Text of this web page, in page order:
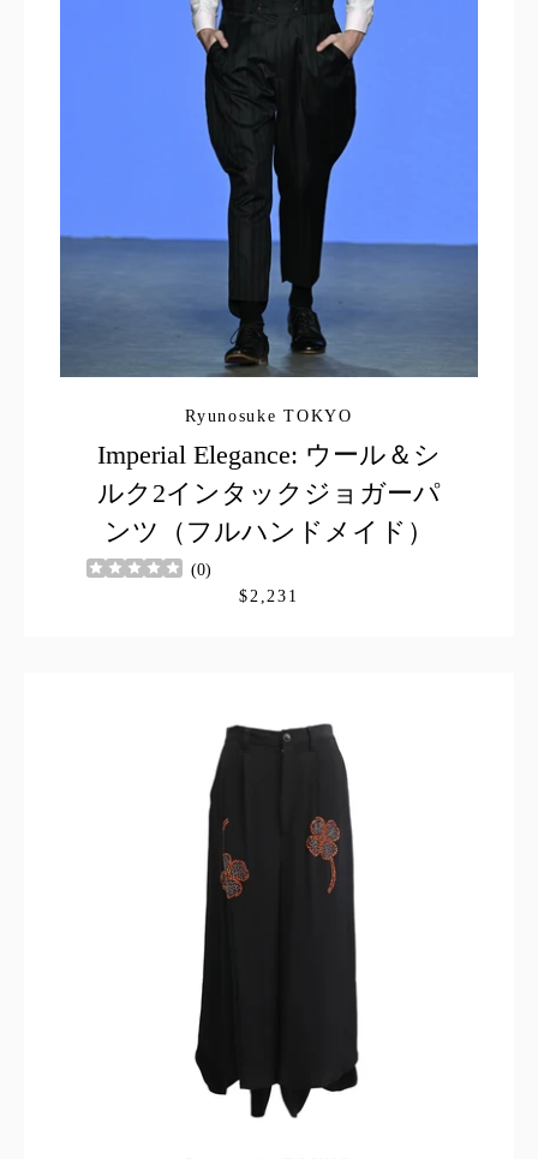
Ryunosuke TOKYO
Imperial Elegance: ウール＆シ
ルク2インタックジョガーパ
ンツ（フルハンドメイド）
(0)
$2,231